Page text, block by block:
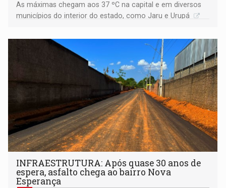
As máximas chegam aos 37 ºC na capital e em diversos
municípios do interior do estado, como Jaru e Urupá
INFRAESTRUTURA: Após quase 30 anos de
espera, asfalto chega ao bairro Nova
Esperança